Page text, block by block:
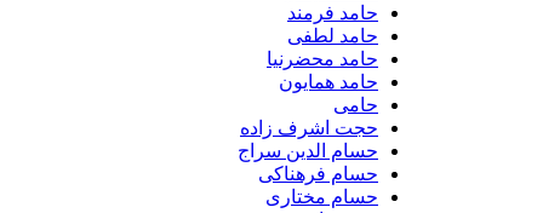
حامد فرمند
حامد لطفی
حامد محضرنیا
حامد همایون
حامی
حجت اشرف زاده
حسام الدین سراج
حسام فرهناکی
حسام مختاری